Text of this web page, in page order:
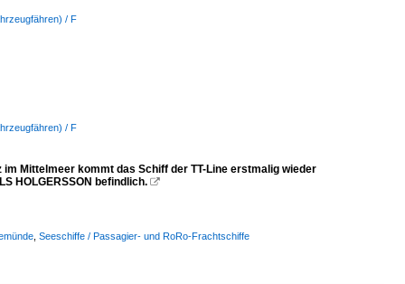
/ F
/ F
Mittelmeer kommt das Schiff der TT-Line erstmalig wieder
HOLGERSSON befindlich. 
Seeschiffe / Passagier- und RoRo-Frachtschiffe